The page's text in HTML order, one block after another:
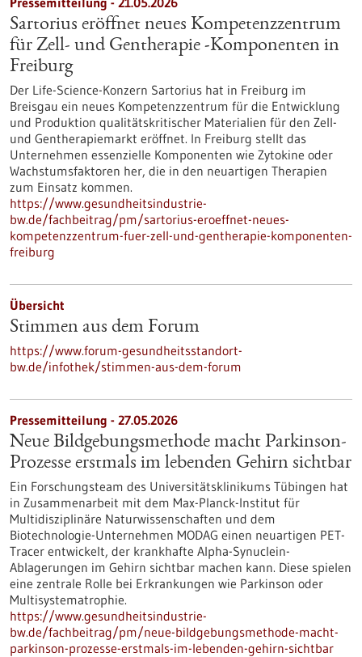
Sartorius eröffnet neues Kompetenzzentrum
für Zell- und Gentherapie ‑Komponenten in
Freiburg
Der Life-Science-Konzern Sartorius hat in Freiburg im
Breisgau ein neues Kompetenzzentrum für die Entwicklung
und Produktion qualitätskritischer Materialien für den Zell-
und Gentherapiemarkt eröffnet. In Freiburg stellt das
Unternehmen essenzielle Komponenten wie Zytokine oder
Wachstumsfaktoren her, die in den neuartigen Therapien
zum Einsatz kommen.
https://www.gesundheitsindustrie-
bw.de/fachbeitrag/pm/sartorius-eroeffnet-neues-
kompetenzzentrum-fuer-zell-und-gentherapie-komponenten-
freiburg
Übersicht
Stimmen aus dem Forum
https://www.forum-gesundheitsstandort-
bw.de/infothek/stimmen-aus-dem-forum
Pressemitteilung - 27.05.2026
Neue Bildgebungsmethode macht Parkinson-
Prozesse erstmals im lebenden Gehirn sichtbar
Ein Forschungsteam des Universitätsklinikums Tübingen hat
in Zusammenarbeit mit dem Max-Planck-Institut für
Multidisziplinäre Naturwissenschaften und dem
Biotechnologie-Unternehmen MODAG einen neuartigen PET-
Tracer entwickelt, der krankhafte Alpha-Synuclein-
Ablagerungen im Gehirn sichtbar machen kann. Diese spielen
eine zentrale Rolle bei Erkrankungen wie Parkinson oder
Multisystematrophie.
https://www.gesundheitsindustrie-
bw.de/fachbeitrag/pm/neue-bildgebungsmethode-macht-
parkinson-prozesse-erstmals-im-lebenden-gehirn-sichtbar